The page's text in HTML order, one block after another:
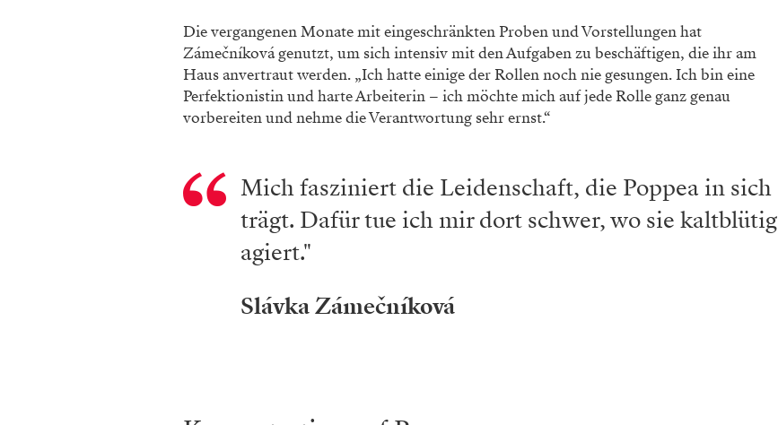
Die vergangenen Monate mit eingeschränkten Proben und Vorstellungen hat
Zámečníková genutzt, um sich inten­siv mit den Aufgaben zu beschäftigen, die ihr am
Haus anvertraut werden. „Ich hatte einige der Rollen noch nie gesungen. Ich bin eine
Perfektionistin und harte Arbeiterin – ich möchte mich auf jede Rolle ganz genau
vorbereiten und nehme die Verantwortung sehr ernst.“
Mich fasziniert die Leidenschaft, die Poppea in sich
trägt. Dafür tue ich mir dort schwer, wo sie kaltblütig
agiert."
Slávka Zámečníková